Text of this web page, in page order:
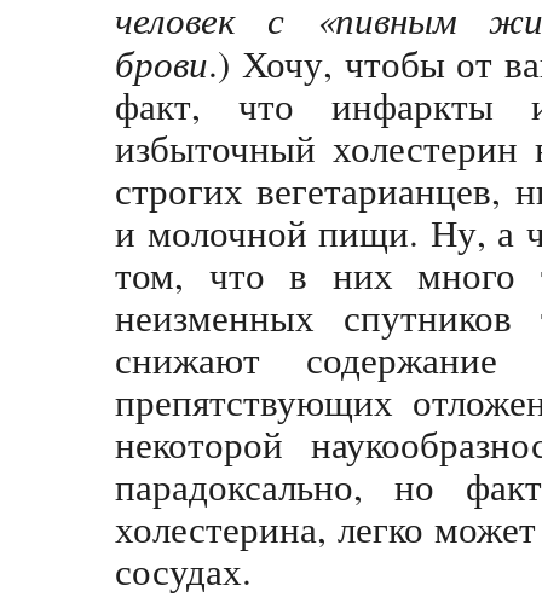
человек с «пивным
брови.) Хочу, чтобы от
факт, что инфаркты
избыточный
строгих вегетарианцев,
и молочной пищи. Ну, а
том, что в них много
неизменных спутников
снижают
препятствующих
некоторой
парадоксально, но
холестерина, легко
сосудах.